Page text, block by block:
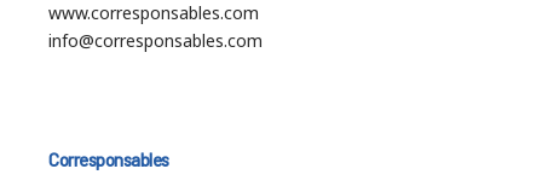
www.corresponsables.com
info@corresponsables.com
Corresponsables